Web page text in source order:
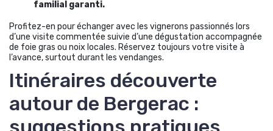
familial garanti.
Profitez-en pour échanger avec les vignerons passionnés lors
d’une visite commentée suivie d’une dégustation accompagnée
de foie gras ou noix locales. Réservez toujours votre visite à
l’avance, surtout durant les vendanges.
Itinéraires découverte
autour de Bergerac :